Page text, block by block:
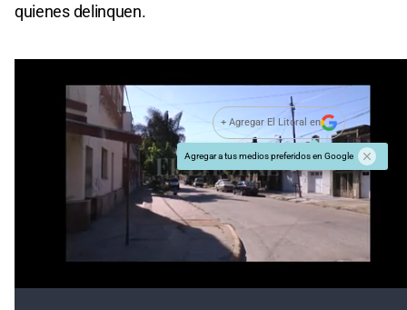
quienes delinquen.
+ Agregar El Litoral en
Agregar a tus medios preferidos en Google
#TEMAS: Edición Online